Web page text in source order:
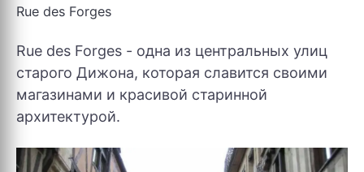
Rue des Forges
Rue des Forges - одна из центральных улиц
старого Дижона, которая славится своими
магазинами и красивой старинной
архитектурой.